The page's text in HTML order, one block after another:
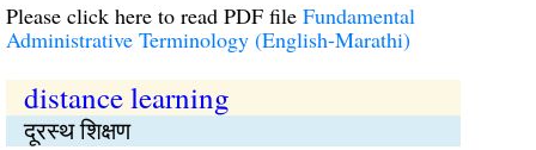
Please click here to read PDF file Fundamental
Administrative Terminology (English-Marathi)
distance learning
दूरस्थ शिक्षण